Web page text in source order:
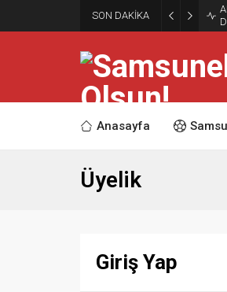
SON DAKİKA
Anasayfa
Üyelik
Giriş Yap